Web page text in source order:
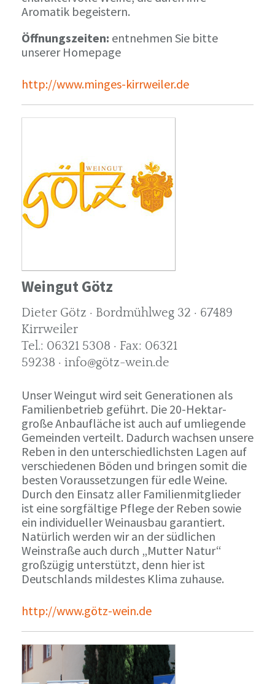
Aromatik begeistern.
Öffnungszeiten: entnehmen Sie bitte
unserer Homepage
http://www.minges-kirrweiler.de
Weingut Götz
Dieter Götz · Bordmühlweg 32 · 67489
Kirrweiler
Tel.: 06321 5308 · Fax: 06321
59238 · info@götz-wein.de
Unser Weingut wird seit Generationen als
Familienbetrieb geführt. Die 20-Hektar-
große Anbaufläche ist auch auf umliegende
Gemeinden verteilt. Dadurch wachsen unsere
Reben in den unterschiedlichsten Lagen auf
verschiedenen Böden und bringen somit die
besten Voraussetzungen für edle Weine.
Durch den Einsatz aller Familienmitglieder
ist eine sorgfältige Pflege der Reben sowie
ein individueller Weinausbau garantiert.
Natürlich werden wir an der südlichen
Weinstraße auch durch „Mutter Natur“
großzügig unterstützt, denn hier ist
Deutschlands mildestes Klima zuhause.
http://www.götz-wein.de